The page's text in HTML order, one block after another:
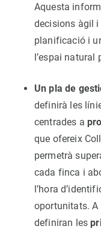
Aquesta
decisions àgil
planificació i
l’espai natural
Un pla de
definirà les
centrades a
que ofereix
permetrà
cada finca i
l’hora
oportunitats. A
definiran les